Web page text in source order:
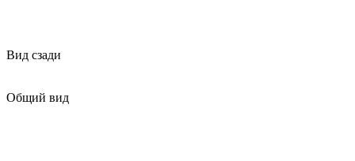
Вид сзади
Общий вид